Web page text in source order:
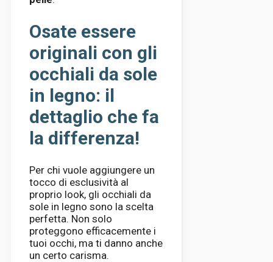
Osate essere
originali con gli
occhiali da sole
in legno: il
dettaglio che fa
la differenza!
Per chi vuole aggiungere un
tocco di esclusività al
proprio look, gli occhiali da
sole in legno sono la scelta
perfetta. Non solo
proteggono efficacemente i
tuoi occhi, ma ti danno anche
un certo carisma.